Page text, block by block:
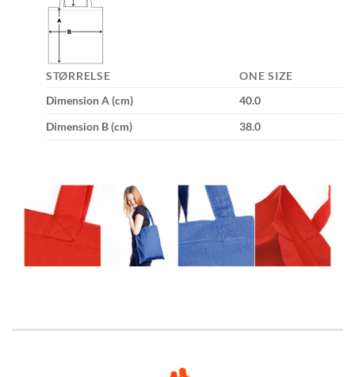
STØRRELSE
ONE SIZE
Dimension A (cm)
40.0
Dimension B (cm)
38.0